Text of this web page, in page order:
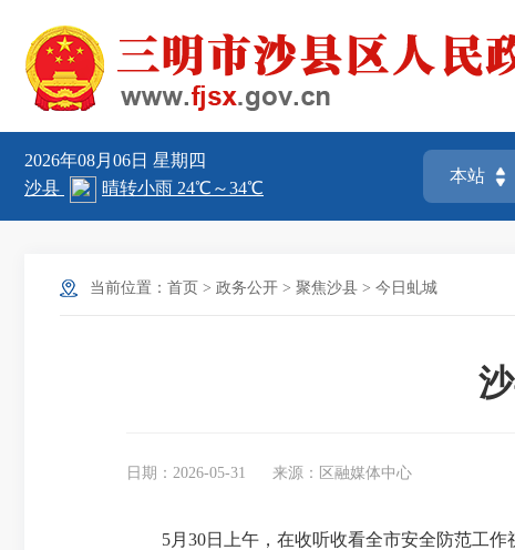
2026年08月06日 星期四
当前位置： 首页 > 政务公开 > 聚焦沙县 > 今日虬城
日期：2026-05-31 来源：区融媒体中心
5月30日上午，在收听收看全市安全防范工作